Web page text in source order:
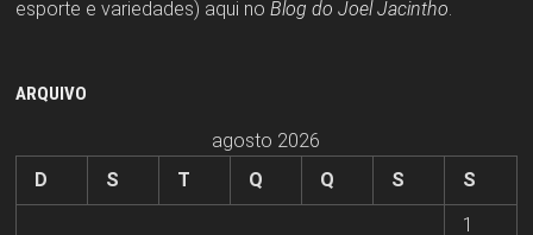
esporte e variedades) aqui no Blog do Joel Jacintho
ARQUIVO
agosto 2026
D
S T Q Q S
S
1